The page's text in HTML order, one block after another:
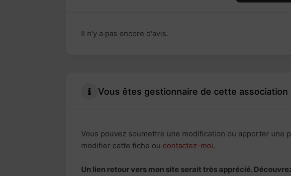
Il n'y a pas encore d'avis.
Vous êtes gestionnaire de cette association
Vous pouvez soumettre une modification ou apporter une
modifier cette fiche ou contactez-moi.
Un lien retour vers mon site serait très apprécié.